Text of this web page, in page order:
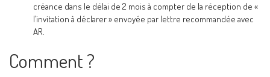
créance dans le délai de 2 mois à compter de la réception de «
l’invitation à déclarer » envoyée par lettre recommandée avec
AR.
Comment ?